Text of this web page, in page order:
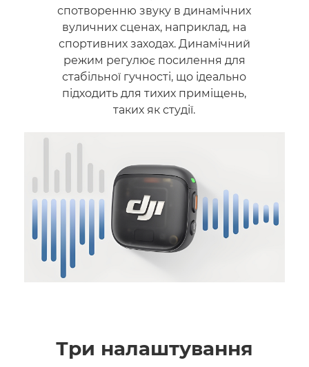
спотворенню звуку в динамічних
вуличних сценах, наприклад, на
спортивних заходах. Динамічний
режим регулює посилення для
стабільної гучності, що ідеально
підходить для тихих приміщень,
таких як студії.
Три налаштування